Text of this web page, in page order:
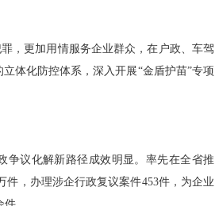
，更加用情服务企业群众，在户政、车驾
体化防控体系，深入开展“金盾护苗”专项
议化解新路径成效明显。率先在全省推
件，办理涉企行政复议案件453件，为企业